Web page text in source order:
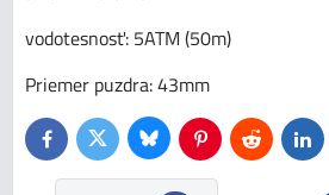
vodotesnosť: 5ATM (50m)
Priemer puzdra: 43mm
FacebookTwitterBlueskyPinterestReddit